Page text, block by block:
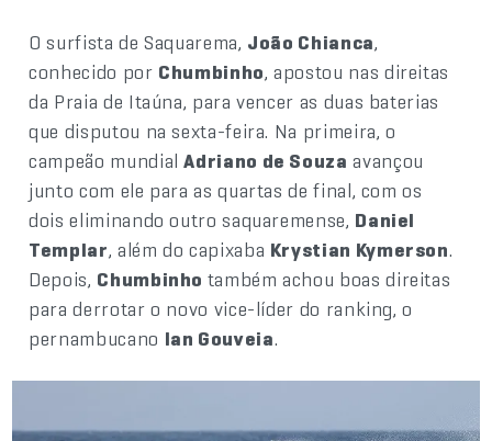
O surfista de Saquarema, João Chianca,
conhecido por Chumbinho, apostou nas direitas
da Praia de Itaúna, para vencer as duas baterias
que disputou na sexta-feira. Na primeira, o
campeão mundialAdriano de Souza avançou
junto com ele para as quartas de final, com os
dois eliminando outro saquaremense, Daniel
Templar, além do capixaba Krystian Kymerson.
Depois, Chumbinho também achou boas direitas
para derrotar o novo vice-líder do ranking, o
pernambucano Ian Gouveia.